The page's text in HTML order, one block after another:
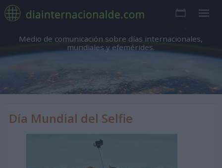
Medio de comunicación sobre días internacionales,
mundiales y efemérides.
Día Mundial del Selfie